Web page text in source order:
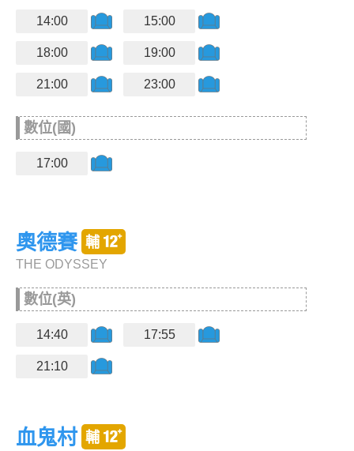
14:00 15:00
18:00 19:00
21:00 23:00
數位(國)
17:00
奧德賽
THE ODYSSEY
數位(英)
14:40 17:55
21:10
血鬼村